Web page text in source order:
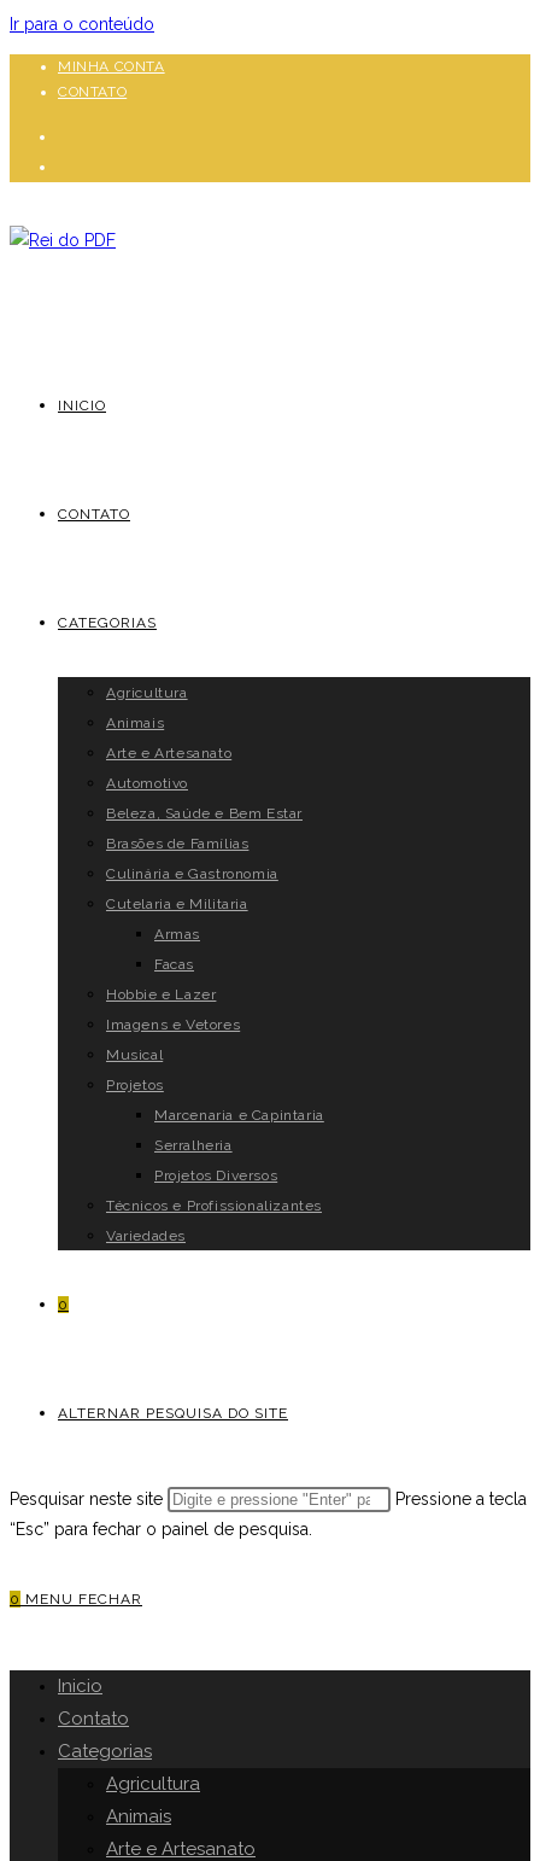
Ir para o conteúdo
MINHA CONTA
CONTATO
INICIO
CONTATO
CATEGORIAS
Agricultura
Animais
Arte e Artesanato
Automotivo
Beleza, Saúde e Bem Estar
Brasões de Famílias
Culinária e Gastronomia
Cutelaria e Militaria
Armas
Facas
Hobbie e Lazer
Imagens e Vetores
Musical
Projetos
Marcenaria e Capintaria
Serralheria
Projetos Diversos
Técnicos e Profissionalizantes
Variedades
0
ALTERNAR PESQUISA DO SITE
Pesquisar neste site
Pressione a tecla
“Esc” para fechar o painel de pesquisa.
0 MENU FECHAR
Inicio
Contato
Categorias
Agricultura
Animais
Arte e Artesanato